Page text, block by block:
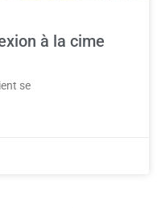
à la cime
se